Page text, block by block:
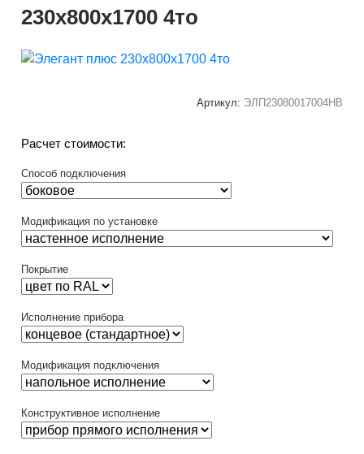
230x800x1700 4то
Артикул: ЭЛП23080017004НВ
Расчет стоимости:
Способ подключения
Модификация по установке
Покрытие
Исполнение прибора
Модификация подключения
Конструктивное исполнение